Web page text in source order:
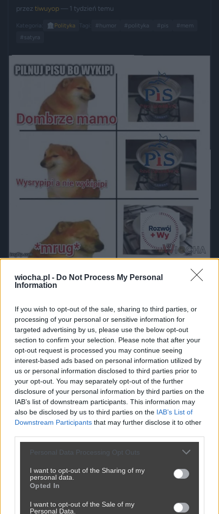
wiocha.pl - Do Not Process My Personal
Information
If you wish to opt-out of the sale, sharing to third parties, or
processing of your personal or sensitive information for
targeted advertising by us, please use the below opt-out
section to confirm your selection. Please note that after your
opt-out request is processed you may continue seeing
interest-based ads based on personal information utilized by
us or personal information disclosed to third parties prior to
your opt-out. You may separately opt-out of the further
disclosure of your personal information by third parties on the
IAB’s list of downstream participants. This information may
also be disclosed by us to third parties on the IAB’s List of
Downstream Participants that may further disclose it to other
Personal Data Processing Opt Outs
I want to opt-out of the Sharing of my
personal data.
Opted In
I want to opt-out of the Sale of my
Personal Data.
przez tiwuyop— 1 tydzień temu
Kategoria: 🏛️ Polityka Tagi: #humor #polityka #pis
#mem
#satyra
172 0 Udostępnij
Syryjczyk próbował przedostać się z
Polski do Białorusi
przez slimjarson — 1 tydzień temu wgrane.pl
Kategoria: 🏛️Polityka Tagi: #granica #syryjczyk
144 4 Udostępnij
Trzy prawice, zero przyszłości.
pucia
Kategoria: 😏Bez wiochy Tagi: #polskie realia